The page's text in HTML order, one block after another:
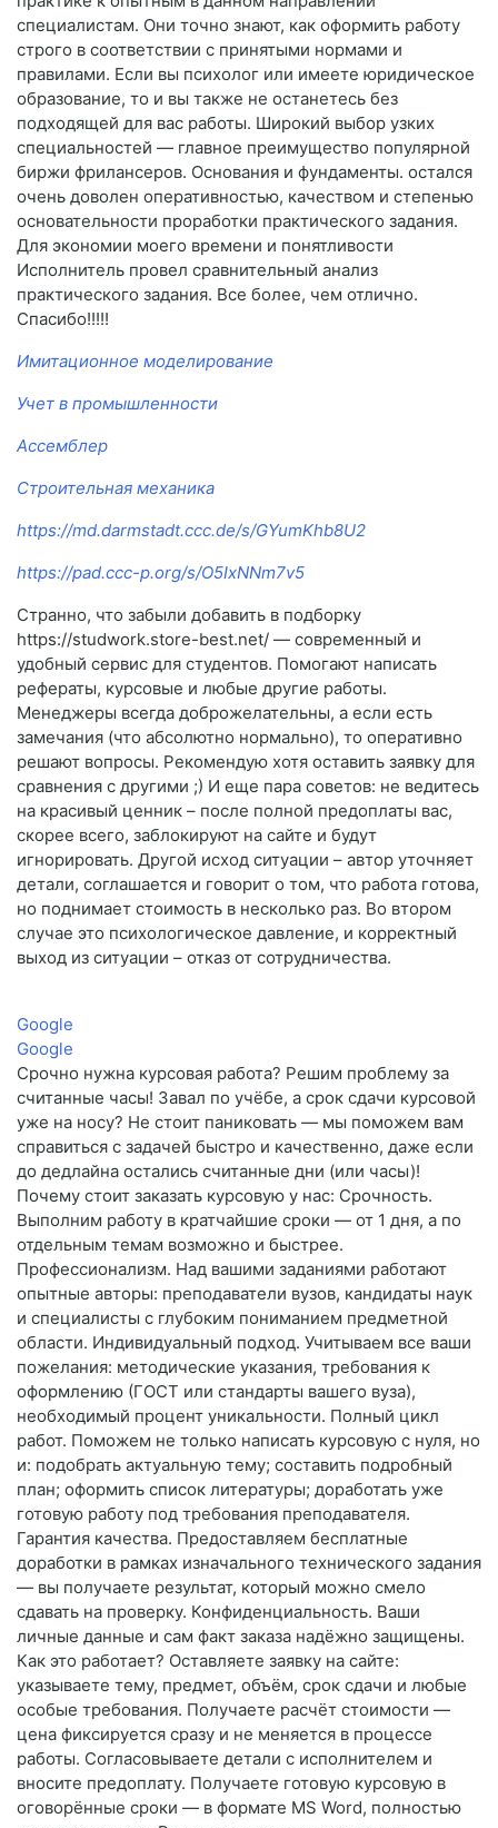
специалистам. Они точно знают, как оформить работу
строго в соответствии с принятыми нормами и
правилами. Если вы психолог или имеете юридическое
образование, то и вы также не останетесь без
подходящей для вас работы. Широкий выбор узких
специальностей — главное преимущество популярной
биржи фрилансеров. Основания и фундаменты. остался
очень доволен оперативностью, качеством и степенью
основательности проработки практического задания.
Для экономии моего времени и понятливости
Исполнитель провел сравнительный анализ
практического задания. Все более, чем отлично.
Спасибо!!!!!
Имитационное моделирование
Учет в промышленности
Ассемблер
Строительная механика
https://md.darmstadt.ccc.de/s/GYumKhb8U2
https://pad.ccc-p.org/s/O5IxNNm7v5
Странно, что забыли добавить в подборку
https://studwork.store-best.net/ — современный и
удобный сервис для студентов. Помогают написать
рефераты, курсовые и любые другие работы.
Менеджеры всегда доброжелательны, а если есть
замечания (что абсолютно нормально), то оперативно
решают вопросы. Рекомендую хотя оставить заявку для
сравнения с другими ;) И еще пара советов: не ведитесь
на красивый ценник – после полной предоплаты вас,
скорее всего, заблокируют на сайте и будут
игнорировать. Другой исход ситуации – автор уточняет
детали, соглашается и говорит о том, что работа готова,
но поднимает стоимость в несколько раз. Во втором
случае это психологическое давление, и корректный
выход из ситуации – отказ от сотрудничества.
Google
Google
Срочно нужна курсовая работа? Решим проблему за
считанные часы! Завал по учёбе, а срок сдачи курсовой
уже на носу? Не стоит паниковать — мы поможем вам
справиться с задачей быстро и качественно, даже если
до дедлайна остались считанные дни (или часы)!
Почему стоит заказать курсовую у нас: Срочность.
Выполним работу в кратчайшие сроки — от 1 дня, а по
отдельным темам возможно и быстрее.
Профессионализм. Над вашими заданиями работают
опытные авторы: преподаватели вузов, кандидаты наук
и специалисты с глубоким пониманием предметной
области. Индивидуальный подход. Учитываем все ваши
пожелания: методические указания, требования к
оформлению (ГОСТ или стандарты вашего вуза),
необходимый процент уникальности. Полный цикл
работ. Поможем не только написать курсовую с нуля, но
и: подобрать актуальную тему; составить подробный
план; оформить список литературы; доработать уже
готовую работу под требования преподавателя.
Гарантия качества. Предоставляем бесплатные
доработки в рамках изначального технического задания
— вы получаете результат, который можно смело
сдавать на проверку. Конфиденциальность. Ваши
личные данные и сам факт заказа надёжно защищены.
Как это работает? Оставляете заявку на сайте:
указываете тему, предмет, объём, срок сдачи и любые
особые требования. Получаете расчёт стоимости —
цена фиксируется сразу и не меняется в процессе
работы. Согласовываете детали с исполнителем и
вносите предоплату. Получаете готовую курсовую в
оговорённые сроки — в формате MS Word, полностью